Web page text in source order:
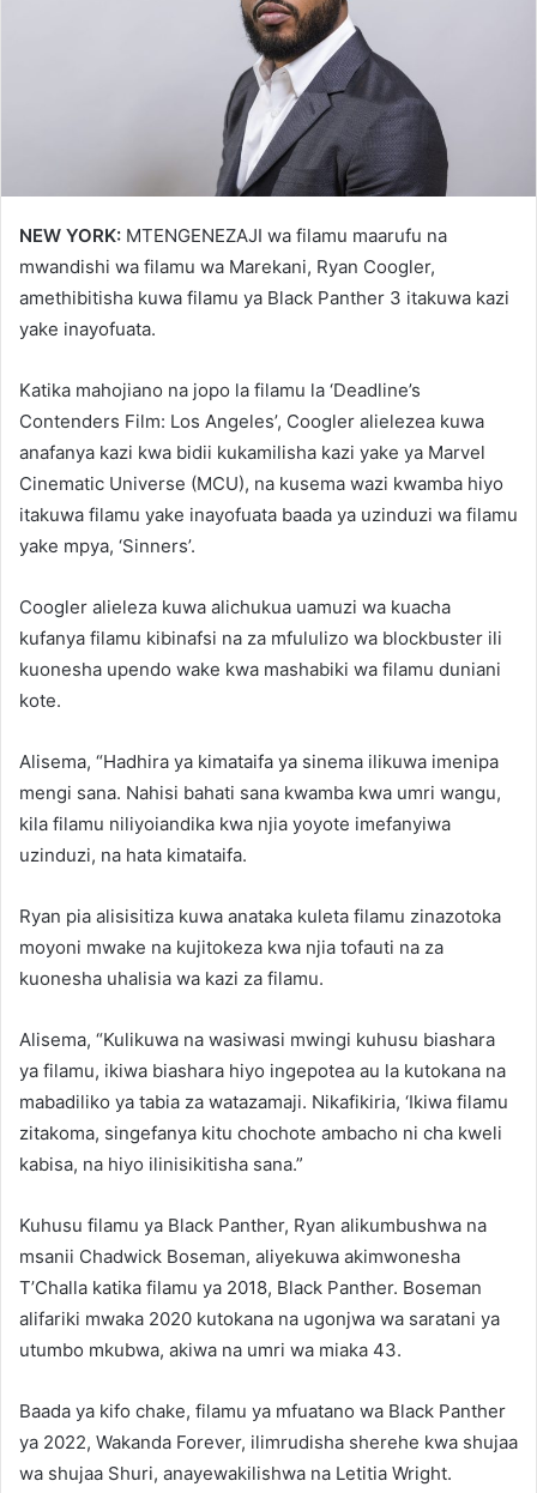
NEW YORK: MTENGENEZAJI wa filamu maarufu na
mwandishi wa filamu wa Marekani, Ryan Coogler,
amethibitisha kuwa filamu ya Black Panther 3 itakuwa kazi
yake inayofuata.
Katika mahojiano na jopo la filamu la ‘Deadline’s
Contenders Film: Los Angeles’, Coogler alielezea kuwa
anafanya kazi kwa bidii kukamilisha kazi yake ya Marvel
Cinematic Universe (MCU), na kusema wazi kwamba hiyo
itakuwa filamu yake inayofuata baada ya uzinduzi wa filamu
yake mpya, ‘Sinners’.
Coogler alieleza kuwa alichukua uamuzi wa kuacha
kufanya filamu kibinafsi na za mfululizo wa blockbuster ili
kuonesha upendo wake kwa mashabiki wa filamu duniani
kote.
Alisema, “Hadhira ya kimataifa ya sinema ilikuwa imenipa
mengi sana. Nahisi bahati sana kwamba kwa umri wangu,
kila filamu niliyoiandika kwa njia yoyote imefanyiwa
uzinduzi, na hata kimataifa.
Ryan pia alisisitiza kuwa anataka kuleta filamu zinazotoka
moyoni mwake na kujitokeza kwa njia tofauti na za
kuonesha uhalisia wa kazi za filamu.
Alisema, “Kulikuwa na wasiwasi mwingi kuhusu biashara
ya filamu, ikiwa biashara hiyo ingepotea au la kutokana na
mabadiliko ya tabia za watazamaji. Nikafikiria, ‘Ikiwa filamu
zitakoma, singefanya kitu chochote ambacho ni cha kweli
kabisa, na hiyo ilinisikitisha sana.”
Kuhusu filamu ya Black Panther, Ryan alikumbushwa na
msanii Chadwick Boseman, aliyekuwa akimwonesha
T’Challa katika filamu ya 2018, Black Panther. Boseman
alifariki mwaka 2020 kutokana na ugonjwa wa saratani ya
utumbo mkubwa, akiwa na umri wa miaka 43.
Baada ya kifo chake, filamu ya mfuatano wa Black Panther
ya 2022, Wakanda Forever, ilimrudisha sherehe kwa shujaa
wa shujaa Shuri, anayewakilishwa na Letitia Wright.